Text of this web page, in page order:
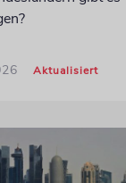
Aktualisiert